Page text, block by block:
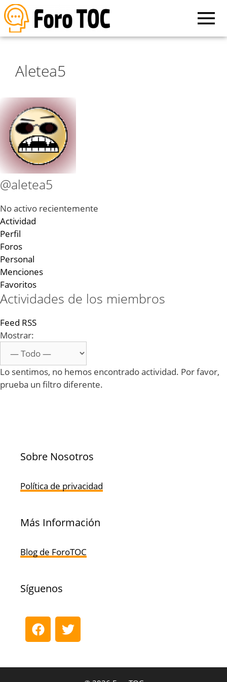
Aletea5
@aletea5
No activo recientemente
Actividad
Perfil
Foros
Personal
Menciones
Favoritos
Actividades de los miembros
Feed RSS
Mostrar:
Lo sentimos, no hemos encontrado actividad. Por favor,
prueba un filtro diferente.
Sobre Nosotros
Política de privacidad
Más Información
Blog de ForoTOC
Síguenos